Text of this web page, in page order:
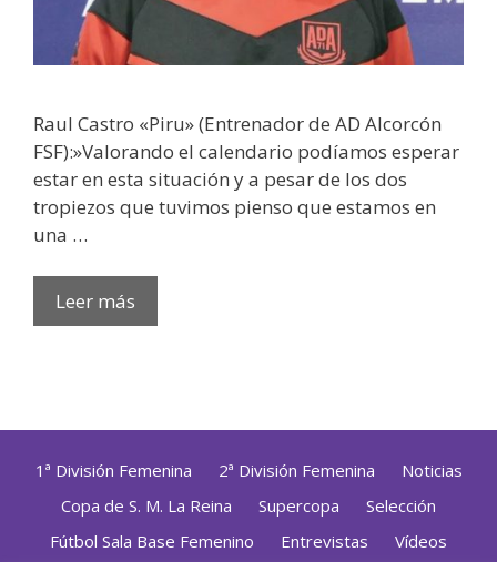
Raul Castro «Piru» (Entrenador de AD Alcorcón
FSF):»Valorando el calendario podíamos esperar
estar en esta situación y a pesar de los dos
tropiezos que tuvimos pienso que estamos en
una …
Leer más
1ª División Femenina 2ª División Femenina
Noticias
Copa de S. M. La Reina
Supercopa
Selección
Fútbol Sala Base Femenino
Entrevistas Vídeos